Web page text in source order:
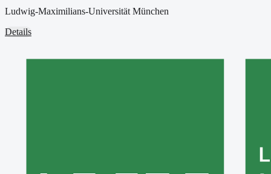
Ludwig-Maximilians-Universität München
Details